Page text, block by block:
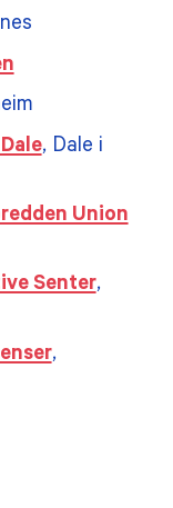
, Dale i
Union
Senter,
,